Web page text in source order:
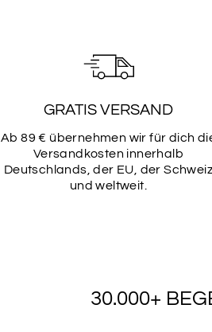
GRATIS VERSAND
Ab 89 € übernehmen wir für dich
Versandkosten innerhalb
Deutschlands, der EU, der Schweiz
und weltweit.
30.000+